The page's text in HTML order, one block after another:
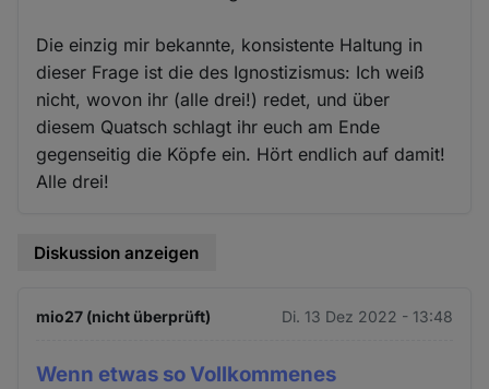
Die einzig mir bekannte, konsistente Haltung in
dieser Frage ist die des Ignostizismus: Ich weiß
nicht, wovon ihr (alle drei!) redet, und über
diesem Quatsch schlagt ihr euch am Ende
gegenseitig die Köpfe ein. Hört endlich auf damit!
Alle drei!
Diskussion anzeigen
mio27 (nicht überprüft) Di. 13 Dez 2022 - 13:48
Wenn etwas so Vollkommenes